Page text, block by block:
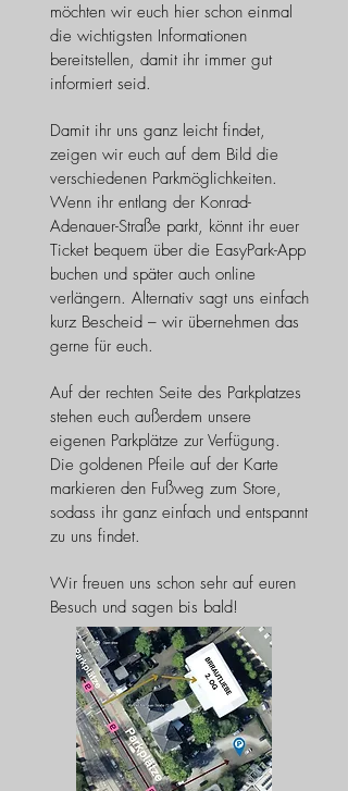
möchten wir euch hier schon einmal
die wichtigsten Informationen
bereitstellen, damit ihr immer gut
informiert seid.
Damit ihr uns ganz leicht findet,
zeigen wir euch auf dem Bild die
verschiedenen Parkmöglichkeiten.
Wenn ihr entlang der Konrad-
Adenauer-Straße parkt, könnt ihr euer
Ticket bequem über die EasyPark-App
buchen und später auch online
verlängern. Alternativ sagt uns einfach
kurz Bescheid – wir übernehmen das
gerne für euch.
Auf der rechten Seite des Parkplatzes
stehen euch außerdem unsere
eigenen Parkplätze zur Verfügung.
Die goldenen Pfeile auf der Karte
markieren den Fußweg zum Store,
sodass ihr ganz einfach und entspannt
zu uns findet.
Wir freuen uns schon sehr auf euren
Besuch und sagen bis bald!